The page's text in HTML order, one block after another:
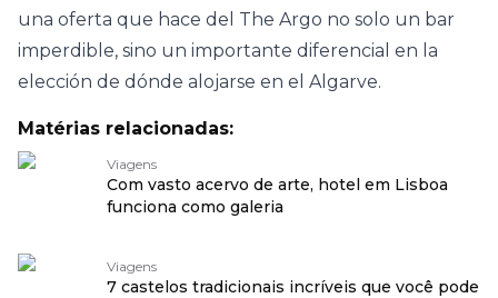
una oferta que hace del The Argo no solo un bar
imperdible, sino un importante diferencial en la
elección de dónde alojarse en el Algarve.
Matérias relacionadas:
Viagens
Com vasto acervo de arte, hotel em Lisboa
funciona como galeria
Viagens
7 castelos tradicionais incríveis que você pode